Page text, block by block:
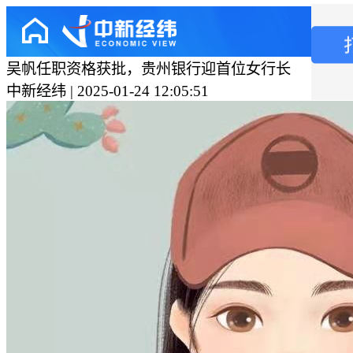
吴帆任职资格获批，贵州银行迎首位女行长
中新经纬 | 2025-01-24 12:05:51